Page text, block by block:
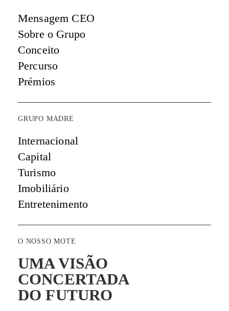
Mensagem CEO
Sobre o Grupo
Conceito
Percurso
Prémios
GRUPO MADRE
Internacional
Capital
Turismo
Imobiliário
Entretenimento
O NOSSO MOTE
UMA VISÃO
CONCERTADA
DO FUTURO